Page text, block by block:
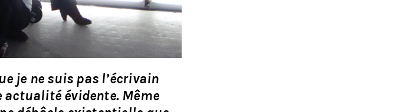
je ne suis pas l’écrivain
évidente. Même